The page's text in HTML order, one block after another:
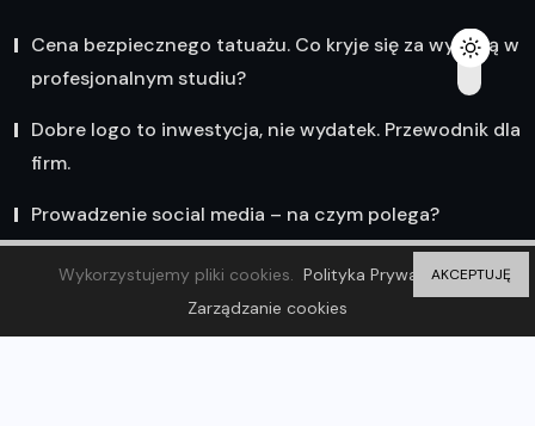
Cena bezpiecznego tatuażu. Co kryje się za wyceną w
profesjonalnym studiu?
Dobre logo to inwestycja, nie wydatek. Przewodnik dla
firm.
Prowadzenie social media – na czym polega?
Wykorzystujemy pliki cookies. Polityka Prywatności
Zarządzanie cookies
AKCEPTUJĘ